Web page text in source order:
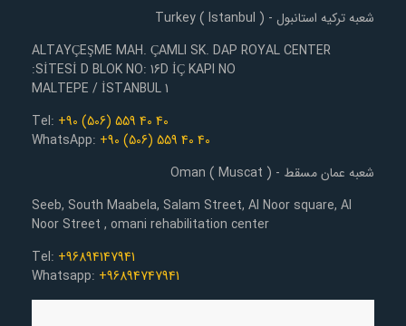
شعبه ترکیه استانبول - Turkey ( Istanbul )
ALTAYÇEŞME MAH. ÇAMLI SK. DAP ROYAL CENTER
SİTESİ D BLOK NO: 16D İÇ KAPI NO:
1 MALTEPE / İSTANBUL
Tel: +90 (506) 559 40 40
WhatsApp: +90 (506) 559 40 40
شعبه عمان مسقط - Oman ( Muscat )
Seeb, South Maabela, Salam Street, Al Noor square, Al
Noor Street , omani rehabilitation center
Tel: +96894147941
Whatsapp: +96894747941